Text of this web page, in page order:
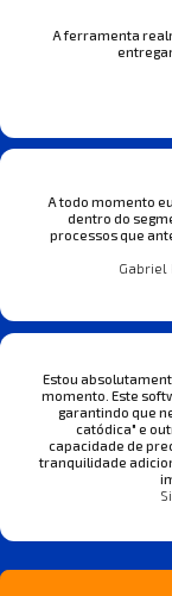
A ferramenta
A todo momento
dentro do
processos que
Gabriel
Estou
momento. Este
garantindo que
catódica" e
capacidade de
tranquilidade